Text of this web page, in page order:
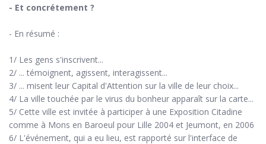
- Et concrétement ?
- En résumé :
1/ Les gens s'inscrivent...
2/ ... témoignent, agissent, interagissent...
3/ ... misent leur Capital d'Attention sur la ville de leur choix...
4/ La ville touchée par le virus du bonheur apparaît sur la carte...
5/ Cette ville est invitée à participer à une Exposition Citadine
comme à Mons en Baroeul pour Lille 2004 et Jeumont, en 2006
6/ L'événement, qui a eu lieu, est rapporté sur l'interface de